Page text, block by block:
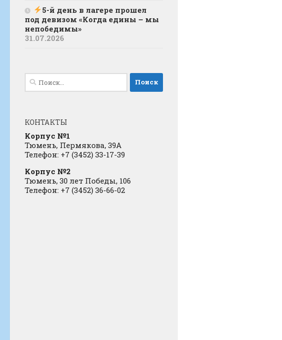
5-й день в лагере прошел
под девизом «Когда едины – мы
непобедимы»
31.07.2026
Найти:
КОНТАКТЫ
Корпус №1
Тюмень, Пермякова, 39А
Телефон: +7 (3452) 33-17-39
Корпус №2
Тюмень, 30 лет Победы, 106
Телефон: +7 (3452) 36-66-02